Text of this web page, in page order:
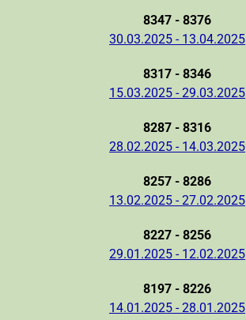
8347 - 8376
30.03.2025 - 13.04.2025
8317 - 8346
15.03.2025 - 29.03.2025
8287 - 8316
28.02.2025 - 14.03.2025
8257 - 8286
13.02.2025 - 27.02.2025
8227 - 8256
29.01.2025 - 12.02.2025
8197 - 8226
14.01.2025 - 28.01.2025